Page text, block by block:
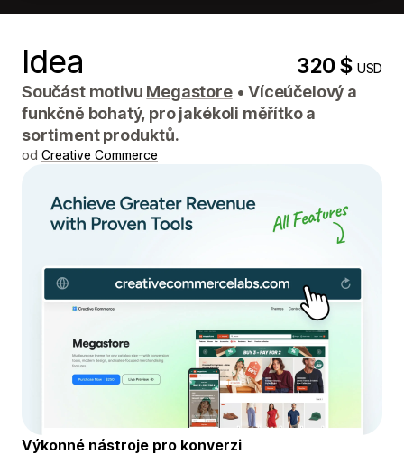
Idea 320 $USD
Součást motivu Megastore • Víceúčelový a
funkčně bohatý, pro jakékoli měřítko a
sortiment produktů.
od Creative Commerce
Výkonné nástroje pro konverzi